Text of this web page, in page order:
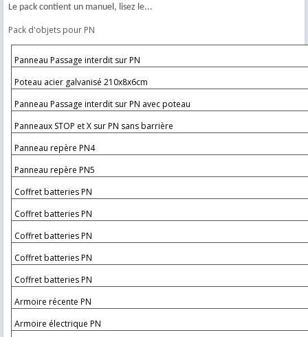
Le pack contient un manuel, lisez le...
Pack d'objets pour PN
Panneau Passage interdit sur PN
Poteau acier galvanisé 210x8x6cm
Panneau Passage interdit sur PN avec poteau
Panneaux STOP et X sur PN sans barrière
Panneau repère PN4
Panneau repère PN5
Coffret batteries PN
Coffret batteries PN
Coffret batteries PN
Coffret batteries PN
Coffret batteries PN
Armoire récente PN
Armoire électrique PN